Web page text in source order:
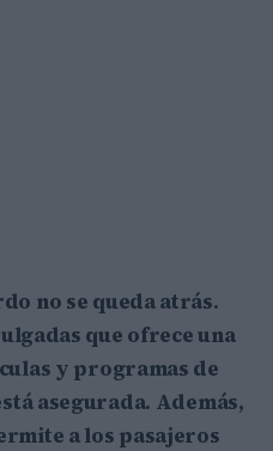
no se queda atrás.
que ofrece una
y programas de
asegurada. Además,
a los pasajeros